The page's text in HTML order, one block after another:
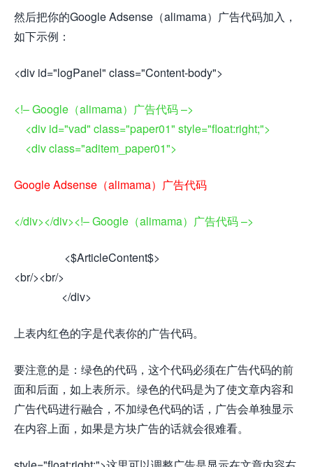
然后把你的Google Adsense（alimama）广告代码加入，
如下示例：
<div id="logPanel" class="Content-body">
<!– Google（alimama）广告代码 –>
<div id="vad" class="paper01" style="float:right;">
<div class="aditem_paper01">
Google Adsense（alimama）广告代码
</div></div><!– Google（alimama）广告代码 –>
<$ArticleContent$>
<br/><br/>
</div>
上表内红色的字是代表你的广告代码。
要注意的是：绿色的代码，这个代码必须在广告代码的前
面和后面，如上表所示。绿色的代码是为了使文章内容和
广告代码进行融合，不加绿色代码的话，广告会单独显示
在内容上面，如果是方块广告的话就会很难看。